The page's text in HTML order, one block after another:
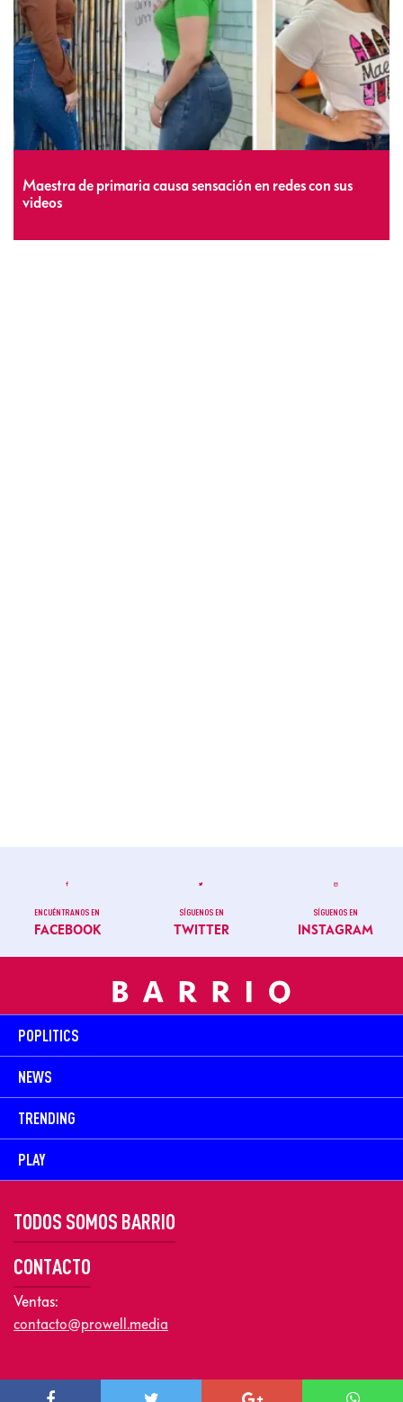
Maestra de primaria causa sensación en redes con sus
videos
ENCUÉNTRANOS EN
FACEBOOK
SÍGUENOS EN
TWITTER
SÍGUENOS EN
INSTAGRAM
POPLITICS
NEWS
TRENDING
PLAY
TODOS SOMOS BARRIO
CONTACTO
Ventas:
contacto@prowell.media